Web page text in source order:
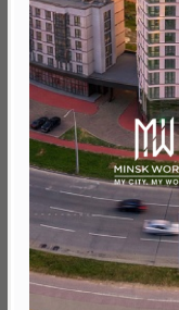
Минск,
метро